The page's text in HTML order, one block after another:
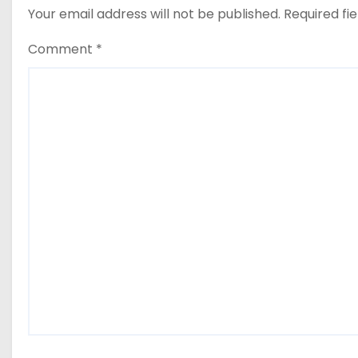
Your email address will not be published. Required
Comment *